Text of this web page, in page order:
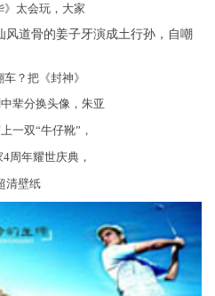
》太会玩，大家
？把《封神》
辈分换头像，朱亚
一双“牛仔靴”，
周年耀世庆典，
清壁纸